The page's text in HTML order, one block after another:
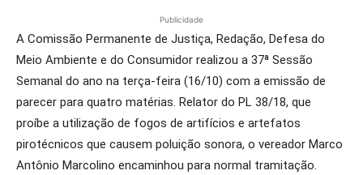
Publicidade
A Comissão Permanente de Justiça, Redação, Defesa do
Meio Ambiente e do Consumidor realizou a 37ª Sessão
Semanal do ano na terça-feira (16/10) com a emissão de
parecer para quatro matérias. Relator do PL 38/18, que
proíbe a utilização de fogos de artifícios e artefatos
pirotécnicos que causem poluição sonora, o vereador Marco
Antônio Marcolino encaminhou para normal tramitação.